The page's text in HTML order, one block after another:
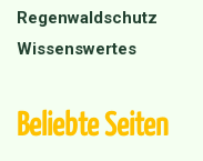
Regenwaldschutz
Wissenswertes
Beliebte Seiten